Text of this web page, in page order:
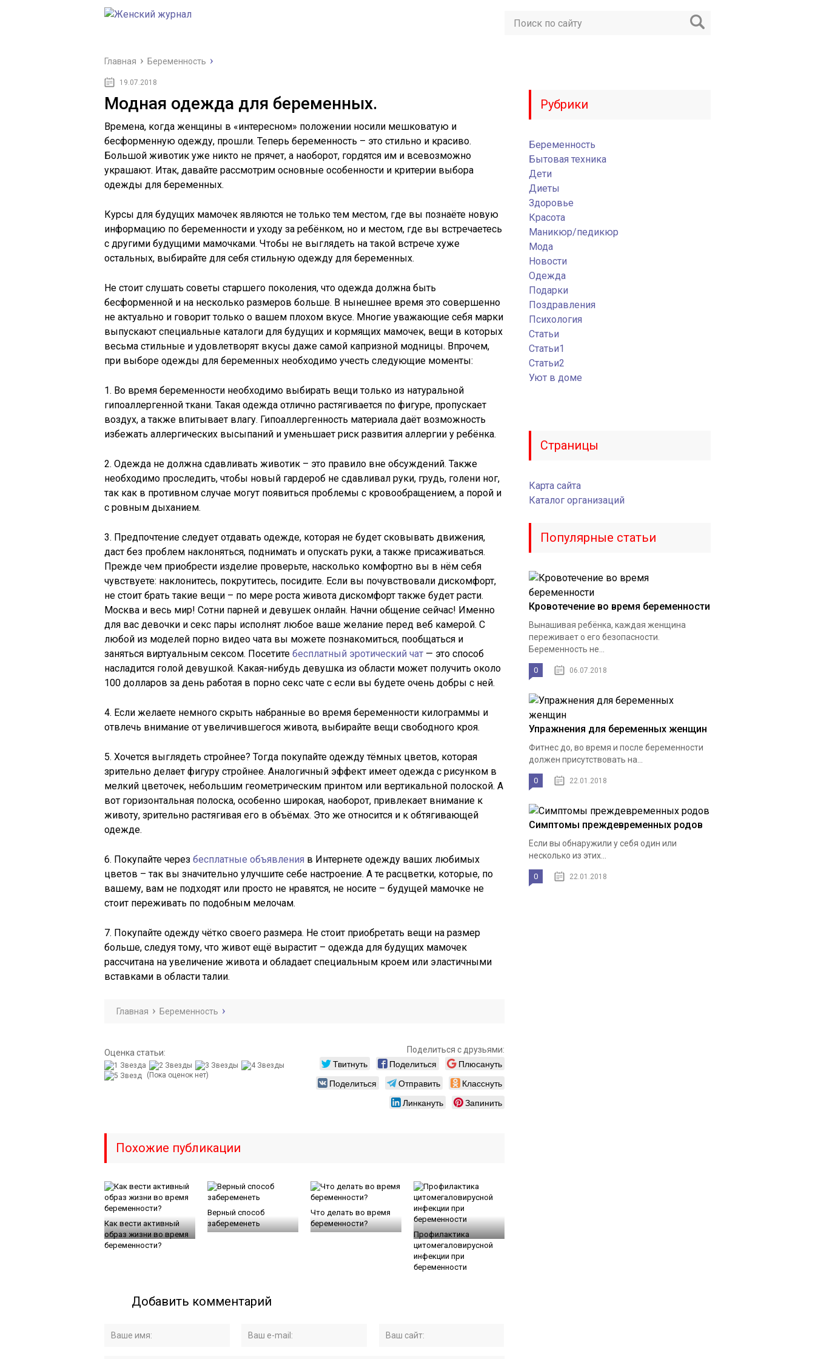
Главная Беременность
19.07.2018
Модная одежда для беременных.
Времена, когда женщины в «интересном» положении носили мешковатую и
бесформенную одежду, прошли. Теперь беременность – это стильно и красиво.
Большой животик уже никто не прячет, а наоборот, гордятся им и всевозможно
украшают. Итак, давайте рассмотрим основные особенности и критерии выбора
одежды для беременных.
Курсы для будущих мамочек являются не только тем местом, где вы познаёте новую
информацию по беременности и уходу за ребёнком, но и местом, где вы встречаетесь
с другими будущими мамочками. Чтобы не выглядеть на такой встрече хуже
остальных, выбирайте для себя стильную одежду для беременных.
Не стоит слушать советы старшего поколения, что одежда должна быть
бесформенной и на несколько размеров больше. В нынешнее время это совершенно
не актуально и говорит только о вашем плохом вкусе. Многие уважающие себя марки
выпускают специальные каталоги для будущих и кормящих мамочек, вещи в которых
весьма стильные и удовлетворят вкусы даже самой капризной модницы. Впрочем,
при выборе одежды для беременных необходимо учесть следующие моменты:
1. Во время беременности необходимо выбирать вещи только из натуральной
гипоаллергенной ткани. Такая одежда отлично растягивается по фигуре, пропускает
воздух, а также впитывает влагу. Гипоаллергенность материала даёт возможность
избежать аллергических высыпаний и уменьшает риск развития аллергии у ребёнка.
2. Одежда не должна сдавливать животик – это правило вне обсуждений. Также
необходимо проследить, чтобы новый гардероб не сдавливал руки, грудь, голени ног,
так как в противном случае могут появиться проблемы с кровообращением, а порой и
с ровным дыханием.
3. Предпочтение следует отдавать одежде, которая не будет сковывать движения,
даст без проблем наклоняться, поднимать и опускать руки, а также присаживаться.
Прежде чем приобрести изделие проверьте, насколько комфортно вы в нём себя
чувствуете: наклонитесь, покрутитесь, посидите. Если вы почувствовали дискомфорт,
не стоит брать такие вещи – по мере роста живота дискомфорт также будет расти.
Москва и весь мир! Сотни парней и девушек онлайн. Начни общение сейчас! Именно
для вас девочки и секс пары исполнят любое ваше желание перед веб камерой. С
любой из моделей порно видео чата вы можете познакомиться, пообщаться и
заняться виртуальным сексом. Посетите бесплатный эротический чат — это способ
насладится голой девушкой. Какая-нибудь девушка из области может получить около
100 долларов за день работая в порно секс чате с если вы будете очень добры с ней.
4. Если желаете немного скрыть набранные во время беременности килограммы и
отвлечь внимание от увеличившегося живота, выбирайте вещи свободного кроя.
5. Хочется выглядеть стройнее? Тогда покупайте одежду тёмных цветов, которая
зрительно делает фигуру стройнее. Аналогичный эффект имеет одежда с рисунком в
мелкий цветочек, небольшим геометрическим принтом или вертикальной полоской. А
вот горизонтальная полоска, особенно широкая, наоборот, привлекает внимание к
животу, зрительно растягивая его в объёмах. Это же относится и к обтягивающей
одежде.
6. Покупайте через бесплатные объявления в Интернете одежду ваших любимых
цветов – так вы значительно улучшите себе настроение. А те расцветки, которые, по
вашему, вам не подходят или просто не нравятся, не носите – будущей мамочке не
стоит переживать по подобным мелочам.
7. Покупайте одежду чётко своего размера. Не стоит приобретать вещи на размер
больше, следуя тому, что живот ещё вырастит – одежда для будущих мамочек
рассчитана на увеличение живота и обладает специальным кроем или эластичными
вставками в области талии.
Главная Беременность
Оценка статьи:
(Пока оценок нет)
Поделиться с друзьями:
Твитнуть Поделиться
Плюсануть
Поделиться
Отправить
Класснуть
Линкануть
Запинить
Похожие публикации
Как вести активный
образ жизни во время
беременности?
Верный способ
забеременеть
Что делать во время
беременности?
Профилактика
цитомегаловирусной
инфекции при
беременности
Добавить комментарий
Рубрики
Беременность
Бытовая техника
Дети
Диеты
Здоровье
Красота
Маникюр/педикюр
Мода
Новости
Одежда
Подарки
Поздравления
Психология
Статьи
Статьи1
Статьи2
Уют в доме
Страницы
Карта сайта
Каталог организаций
Популярные статьи
Кровотечение во время беременности
Вынашивая ребёнка, каждая женщина
переживает о его безопасности.
Беременность не...
0 06.07.2018
Упражнения для беременных женщин
Фитнес до, во время и после беременности
должен присутствовать на...
0 22.01.2018
Симптомы преждевременных родов
Если вы обнаружили у себя один или
несколько из этих...
0 22.01.2018